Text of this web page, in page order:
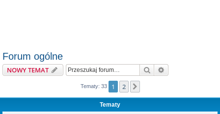
Forum ogólne
NOWY TEMAT Szukaj
Tematy: 33 1 2
Tematy